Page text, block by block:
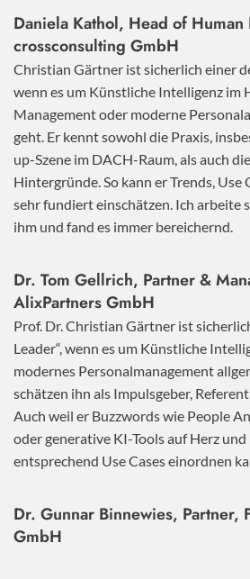
Daniela Kathol, Head of Human
crossconsulting GmbH
Christian Gärtner ist sicherlich einer
wenn es um Künstliche Intelligenz im
Management oder moderne
geht. Er kennt sowohl die Praxis,
up-Szene im DACH-Raum, als auch
Hintergründe. So kann er Trends, Use
sehr fundiert einschätzen. Ich arbeite
ihm und fand es immer bereichernd.
Dr. Tom Gellrich, Partner &
AlixPartners GmbH
Prof. Dr. Christian Gärtner ist
Leader“, wenn es um Künstliche
modernes Personalmanagement
schätzen ihn als Impulsgeber,
Auch weil er Buzzwords wie People
oder generative KI-Tools auf Herz
entsprechend Use Cases einordnen
Dr. Gunnar Binnewies, Partner,
GmbH